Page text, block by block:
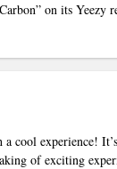
on its Yeezy
cool experience!
of exciting